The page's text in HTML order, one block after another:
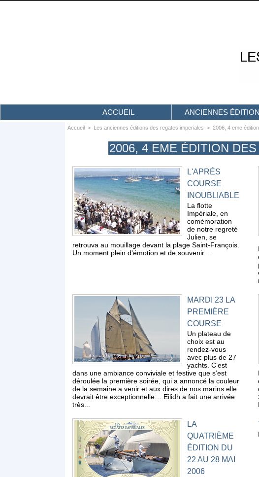
ACCUEIL ANCIENNES
Accueil > Les anciennes éditions des regates imperiales > 2006, 4 eme
2006, 4 EME ÉDITION
L'APRÉS
COURSE
INOUBLIABLE
La flotte
Impériale, en
comémoration
de notre regreté
Julien, se
retrouva au mouillage devant la plage Saint-François.
Un moment plein d'émotion et de souvenir...
MARDI 23 LA
PREMIÈRE
COURSE
Un plateau de
choix est au
rendez-vous
avec plus de 27
yachts. C’est
dans une ambiance conviviale et festive que s’est
déroulée la première soirée, qui a annoncé la couleur
de la semaine a venir et aux dires de nos marins elle
devrait être exceptionnelle… Eilidh a fait une arrivée
très...
LA
QUATRIÈME
ÉDITION DU
22 AU 28 MAI
2006